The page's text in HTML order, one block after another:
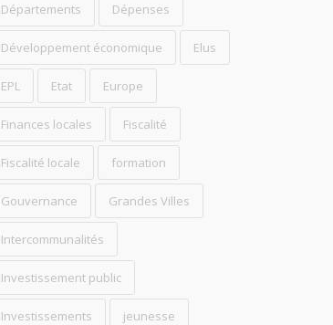
Départements Dépenses
Développement économique Elus
EPL Etat Europe
Finances locales Fiscalité
Fiscalité locale formation
Gouvernance Grandes Villes
Intercommunalités
Investissement public
Investissements jeunesse